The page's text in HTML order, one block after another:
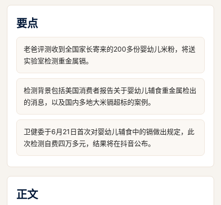
要点
老爸评测收到全国家长寄来的200多份婴幼儿米粉，将送
实验室检测重金属镉。
检测背景包括美国消费者报告关于婴幼儿辅食重金属检出
的消息，以及国内多地大米镉超标的案例。
卫健委于6月21日首次对婴幼儿辅食中的镉做出规定，此
次检测自费四万多元，结果将在抖音公布。
正文